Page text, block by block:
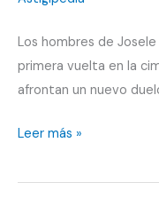
Los hombres de
primera vuelta en la
afrontan un nuevo
El
Pablo
Leer más »